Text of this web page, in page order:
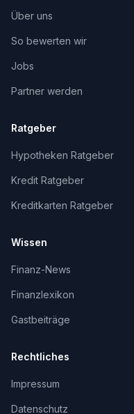
Über uns
So bewerten wir
Jobs
Partner werden
Ratgeber
Hypotheken Ratgeber
Kredit Ratgeber
Kreditkarten Ratgeber
Wissen
Finanz-News
Finanzlexikon
Gastbeiträge
Rechtliches
Impressum
Datenschutz